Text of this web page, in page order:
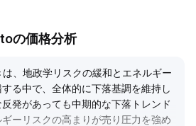
の価格分析
、地政学リスクの緩和とエネルギー
る中で、全体的に下落基調を維持し
発があっても中期的な下落トレンド
ーリスクの高まりが売り圧力を強め